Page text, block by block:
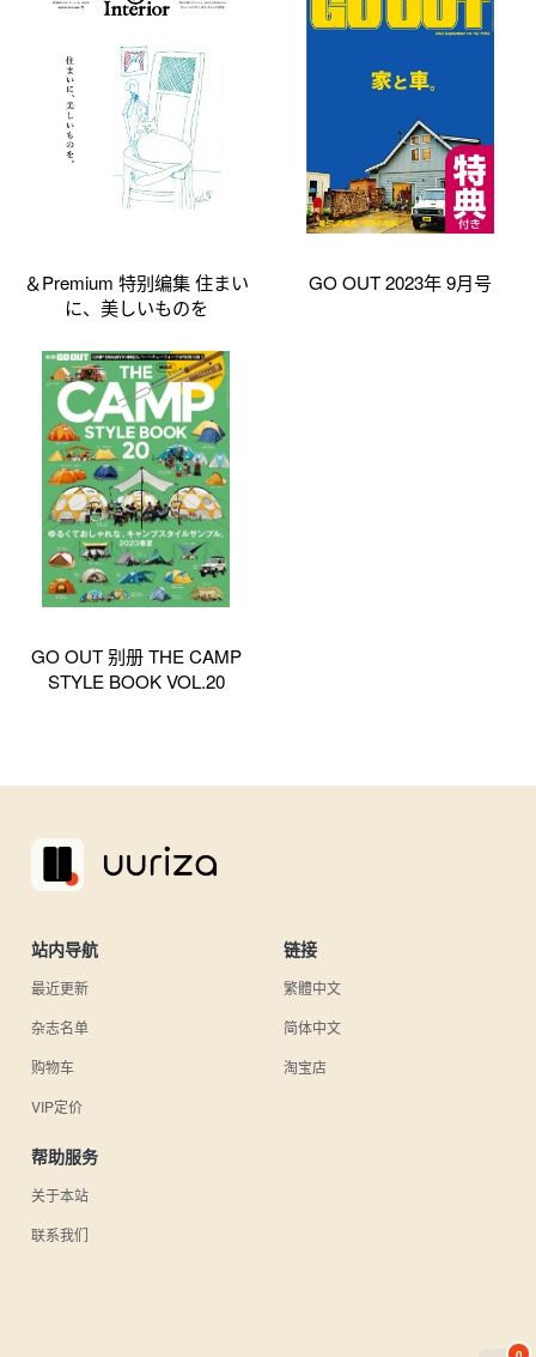
＆Premium 特别编集 住まい
に、美しいものを
GO OUT 2023年 9月号
GO OUT 别册 THE CAMP
STYLE BOOK VOL.20
站内导航
最近更新
杂志名单
购物车
VIP定价
链接
繁體中文
简体中文
淘宝店
帮助服务
关于本站
联系我们